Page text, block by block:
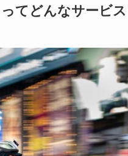
てどんなサービス